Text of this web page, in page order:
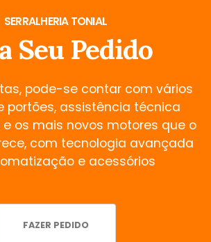
SERRALHERIA TONIAL
Seu Pedido
pode-se contar com vários
portões, assistência técnica
os mais novos motores que o
com tecnologia avançada
e acessórios
FAZER PEDIDO